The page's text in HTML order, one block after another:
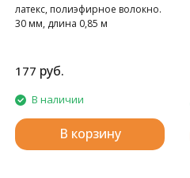
латекс, полиэфирное волокно.
30 мм, длина 0,85 м
177 руб.
В наличии
В корзину